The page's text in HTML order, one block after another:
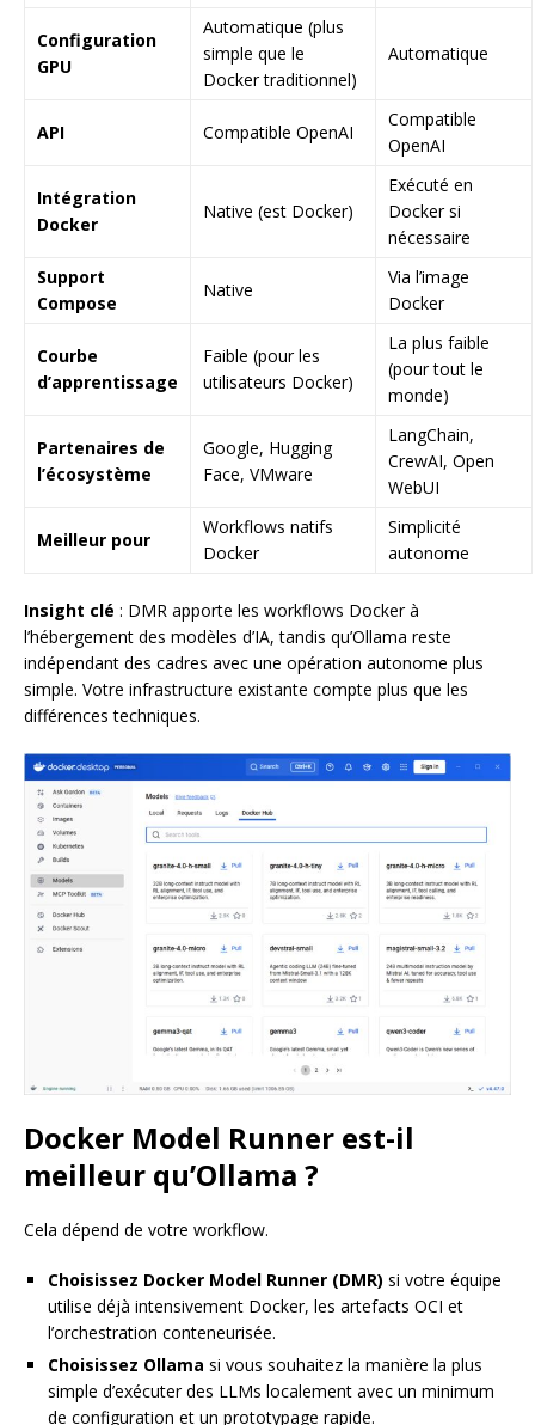
Configuration
GPU
Automatique (plus
simple que le
Docker traditionnel)
Automatique
API Compatible OpenAI
Compatible
OpenAI
Intégration
Docker
Native (est Docker)
Exécuté en
Docker si
nécessaire
Support
Compose
Native
Via l’image
Docker
Courbe
d’apprentissage
Faible (pour les
utilisateurs Docker)
La plus faible
(pour tout le
monde)
Partenaires de
l’écosystème
Google, Hugging
Face, VMware
LangChain,
CrewAI, Open
WebUI
Meilleur pour
Workflows natifs
Docker
Simplicité
autonome
Insight clé : DMR apporte les workflows Docker à
l’hébergement des modèles d’IA, tandis qu’Ollama reste
indépendant des cadres avec une opération autonome plus
simple. Votre infrastructure existante compte plus que les
différences techniques.
Docker Model Runner est-il
meilleur qu’Ollama ?
Cela dépend de votre workflow.
Choisissez Docker Model Runner (DMR) si votre équipe
utilise déjà intensivement Docker, les artefacts OCI et
l’orchestration conteneurisée.
Choisissez Ollama si vous souhaitez la manière la plus
simple d’exécuter des LLMs localement avec un minimum
de configuration et un prototypage rapide.